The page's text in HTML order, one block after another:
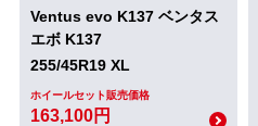
Ventus evo K137 ベンタス
エボ K137
255/45R19 XL
ホイールセット販売価格
163,100円